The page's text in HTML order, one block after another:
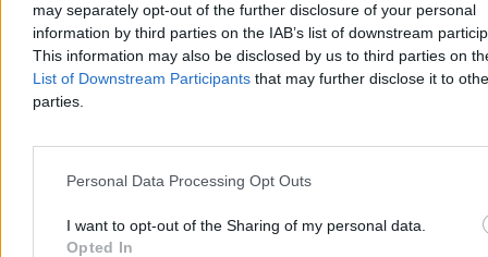
may separately opt-out of the further disclosure of your personal
information by third parties on the IAB’s list of downstream
This information may also be disclosed by us to third parties on
List of Downstream Participants that may further disclose it to
parties.
Personal Data Processing Opt Outs
I want to opt-out of the Sharing of my personal data.
Opted In
Na rok i dwa miesiące przed wyborami parlamentarnymi
stowarzyszenie Rozwój Plus ma ok. 6 proc. poparcia. Jak
zapowiada Mateusz Morawiecki, to dopiero początek. – Jest
zainteresowanie – słyszymy wśród jego stronników. Pozostaje
jednak wiele niewiadomych.
Kasjan Owsianko
Reklama